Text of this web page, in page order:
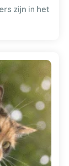
zijn in het